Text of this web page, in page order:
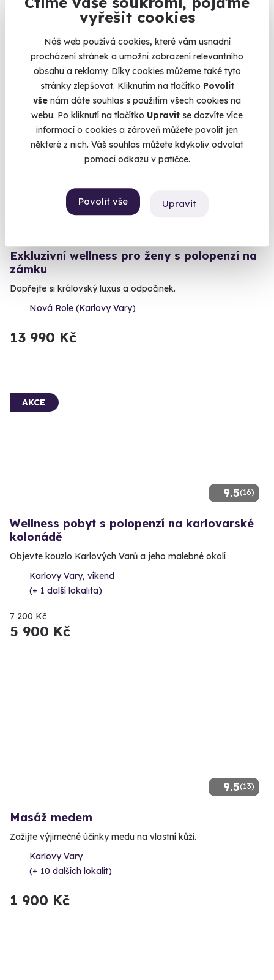
vyřešit cookies
Náš web používá cookies, které vám usnadní
procházení stránek a umožní zobrazení relevantního
obsahu a reklamy. Díky cookies můžeme také tyto
stránky zlepšovat. Kliknutím na tlačítko Povolit
vše nám dáte souhlas s použitím všech cookies na
webu. Po kliknutí na tlačítko Upravit se dozvíte více
informací o cookies a zároveň můžete povolit jen
některé z nich. Váš souhlas můžete kdykoliv odvolat
pomocí odkazu v patičce.
Povolit vše Upravit
Božský relax s prémiovými oleji
(+ 8 dalších lokalit)
2 490 Kč
Volný termín už 07. 08. 2026
Exkluzivní wellness pro ženy s polopenzí na
zámku
Dopřejte si královský luxus a odpočinek.
Nová Role (Karlovy Vary)
13 990 Kč
9.5(16)
AKCE
Wellness pobyt s polopenzí na karlovarské
kolonádě
Objevte kouzlo Karlových Varů a jeho malebné okolí
Karlovy Vary, víkend
(+ 1 další lokalita)
7 200 Kč
5 900 Kč
9.5(13)
Masáž medem
Zažijte výjimečné účinky medu na vlastní kůži.
Karlovy Vary
(+ 10 dalších lokalit)
1 900 Kč